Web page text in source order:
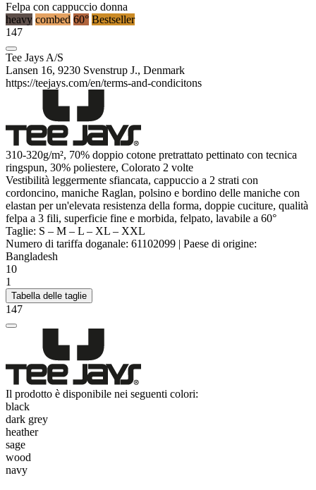
Felpa con cappuccio donna
heavy combed 60° Bestseller
147
Tee Jays A/S
Lansen 16, 9230 Svenstrup J., Denmark
https://teejays.com/en/terms-and-condicitons
310-320g/m², 70% doppio cotone pretrattato pettinato con tecnica
ringspun, 30% poliestere, Colorato 2 volte
Vestibilità leggermente sfiancata, cappuccio a 2 strati con
cordoncino, maniche Raglan, polsino e bordino delle maniche con
elastan per un'elevata resistenza della forma, doppie cuciture, qualità
felpa a 3 fili, superficie fine e morbida, felpato, lavabile a 60°
Taglie: S – M – L – XL – XXL
Numero di tariffa doganale: 61102099 | Paese di origine:
Bangladesh
10
1
Tabella delle taglie
147
Il prodotto è disponibile nei seguenti colori:
black
dark grey
heather
sage
wood
navy